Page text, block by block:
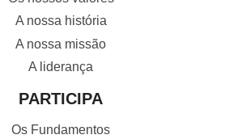
A nossa história
A nossa missão
A liderança
PARTICIPA
Os Fundamentos